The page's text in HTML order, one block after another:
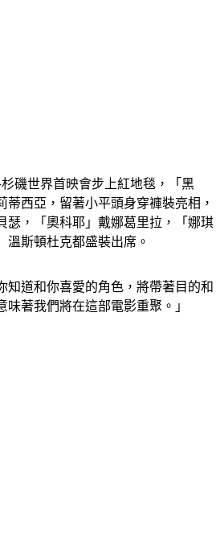
杉磯世界首映會步上紅地毯，「黑
蒂西亞，留著小平頭身穿褲裝亮相，
瑟，「奧科耶」戴娜葛里拉，「娜琪
溫斯頓杜克都盛裝出席。
知道和你喜愛的角色，將帶著目的和
味著我們將在這部電影重聚。」